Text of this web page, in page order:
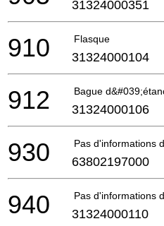
31324000351
Flasque
910 31324000104
Bague
912 31324000106
Pas d'informations
930 63802197000
Pas d'informations
940 31324000110